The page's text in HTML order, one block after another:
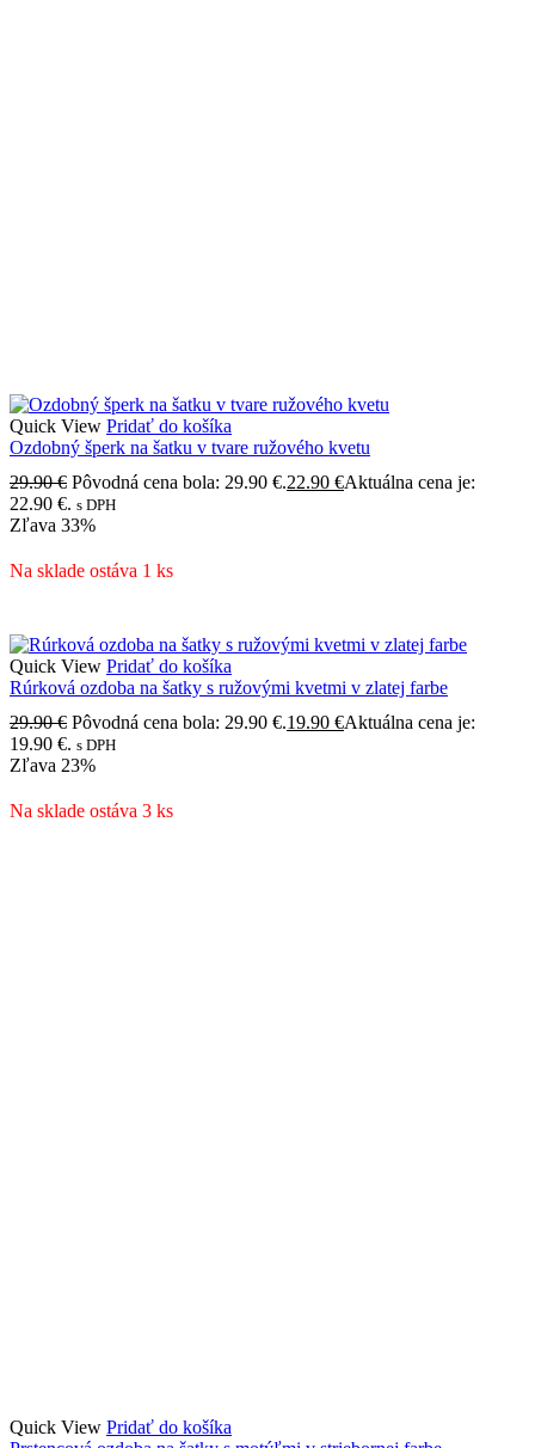
Quick View Pridať do košíka
Ozdobný šperk na šatku v tvare ružového kvetu
29.90€ Pôvodná cena bola: 29.90 €.22.90 €Aktuálna cena je:
22.90 €. s DPH
Zľava 33%
Na sklade ostáva 1 ks
Quick View Pridať do košíka
Rúrková ozdoba na šatky s ružovými kvetmi v zlatej farbe
29.90€ Pôvodná cena bola: 29.90 €.19.90 €Aktuálna cena je:
19.90 €. s DPH
Zľava 23%
Na sklade ostáva 3 ks
Quick View Pridať do košíka